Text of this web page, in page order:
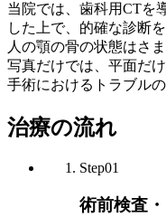
当院では、歯科用CTを
した上で、的確な診断
人の顎の骨の状態はさ
写真だけでは、平面だ
手術におけるトラブル
治療の流れ
Step01
術前検査・